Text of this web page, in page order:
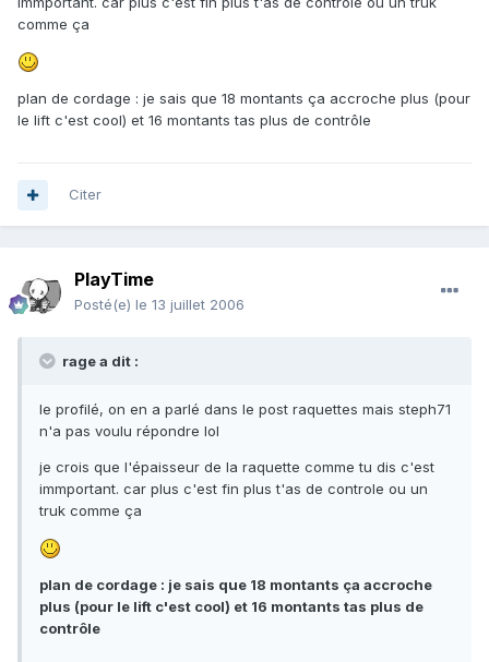
comme ça
plan de cordage : je sais que 18 montants ça accroche plus (pour
le lift c'est cool) et 16 montants tas plus de contrôle
Citer
PlayTime
Posté(e) le 13 juillet 2006
rage a dit :
le profilé, on en a parlé dans le post raquettes mais steph71
n'a pas voulu répondre lol
je crois que l'épaisseur de la raquette comme tu dis c'est
immportant. car plus c'est fin plus t'as de controle ou un
truk comme ça
plan de cordage : je sais que 18 montants ça accroche
plus (pour le lift c'est cool) et 16 montants tas plus de
contrôle